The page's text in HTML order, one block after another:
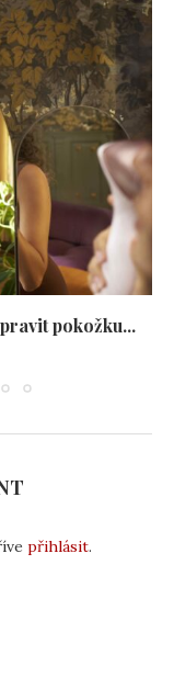
pokožku...
přihlásit.